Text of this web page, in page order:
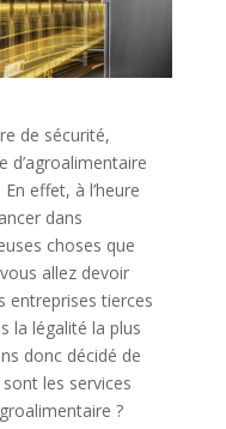
de sécurité,
d’agroalimentaire
effet, à l’heure
dans
choses que
allez devoir
entreprises tierces
la légalité la plus
donc décidé de
les services
?